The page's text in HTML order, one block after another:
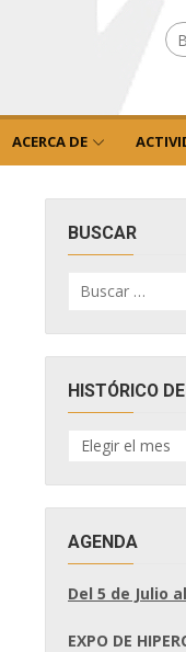
ACERCA DE
BUSCAR
por:
HISTÓRICO
HISTÓRICO
DE
AGENDA
Del 5 de Julio
EXPO DE